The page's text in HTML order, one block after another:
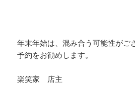
年末年始は、混み合う可能性がご
予約をお勧めします。
楽笑家 店主